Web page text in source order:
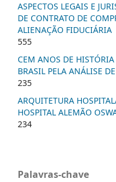
ASPECTOS LEGAIS E
DE CONTRATO DE
ALIENAÇÃO FIDUCIÁRIA
555
CEM ANOS DE
BRASIL PELA ANÁLISE
235
ARQUITETURA
HOSPITAL ALEMÃO
234
Palavras-chave